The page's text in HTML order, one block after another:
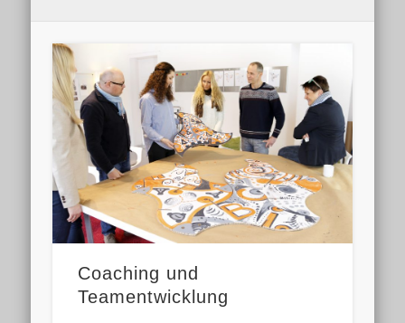
Coaching und
Teamentwicklung